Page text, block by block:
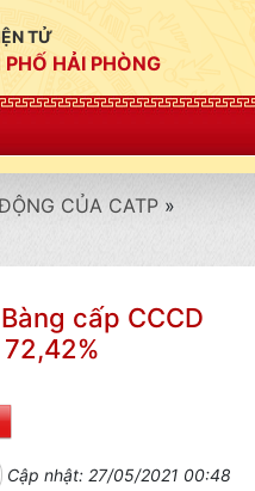
TỬ
HẢI PHÒNG
CỦA CATP »
cấp CCCD
Cập nhật: 27/05/2021 00:48